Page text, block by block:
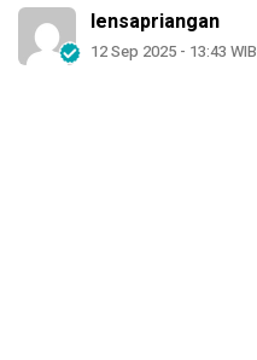
lensapriangan
12 Sep 2025 - 13:43 WIB